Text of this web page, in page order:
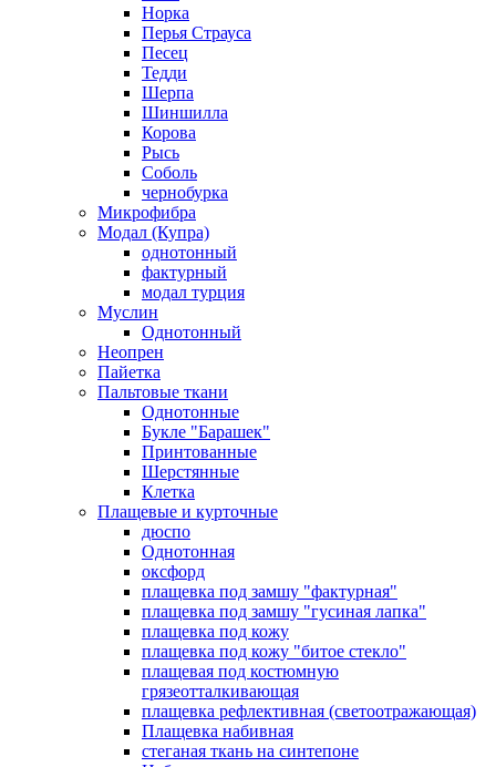
Норка
Перья Страуса
Песец
Тедди
Шерпа
Шиншилла
Корова
Рысь
Соболь
чернобурка
Микрофибра
Модал (Купра)
однотонный
фактурный
модал турция
Муслин
Однотонный
Неопрен
Пайетка
Пальтовые ткани
Однотонные
Букле "Барашек"
Принтованные
Шерстянные
Клетка
Плащевые и курточные
дюспо
Однотонная
оксфорд
плащевка под замшу "фактурная"
плащевка под замшу "гусиная лапка"
плащевка под кожу
плащевка под кожу "битое стекло"
плащевая под костюмную
грязеотталкивающая
плащевка рефлективная (светоотражающая)
Плащевка набивная
стеганая ткань на синтепоне